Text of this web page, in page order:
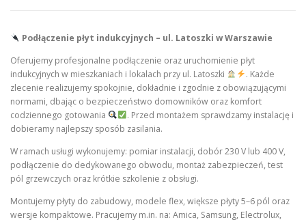
Podłączenie płyt indukcyjnych – ul. Latoszki w Warszawie
Oferujemy profesjonalne podłączenie oraz uruchomienie płyt
indukcyjnych w mieszkaniach i lokalach przy ul. Latoszki
. Każde
zlecenie realizujemy spokojnie, dokładnie i zgodnie z obowiązującymi
normami, dbając o bezpieczeństwo domowników oraz komfort
codziennego gotowania
. Przed montażem sprawdzamy instalację i
dobieramy najlepszy sposób zasilania.
W ramach usługi wykonujemy: pomiar instalacji, dobór 230 V lub 400 V,
podłączenie do dedykowanego obwodu, montaż zabezpieczeń, test
pól grzewczych oraz krótkie szkolenie z obsługi.
Montujemy płyty do zabudowy, modele flex, większe płyty 5–6 pól oraz
wersje kompaktowe. Pracujemy m.in. na: Amica, Samsung, Electrolux,